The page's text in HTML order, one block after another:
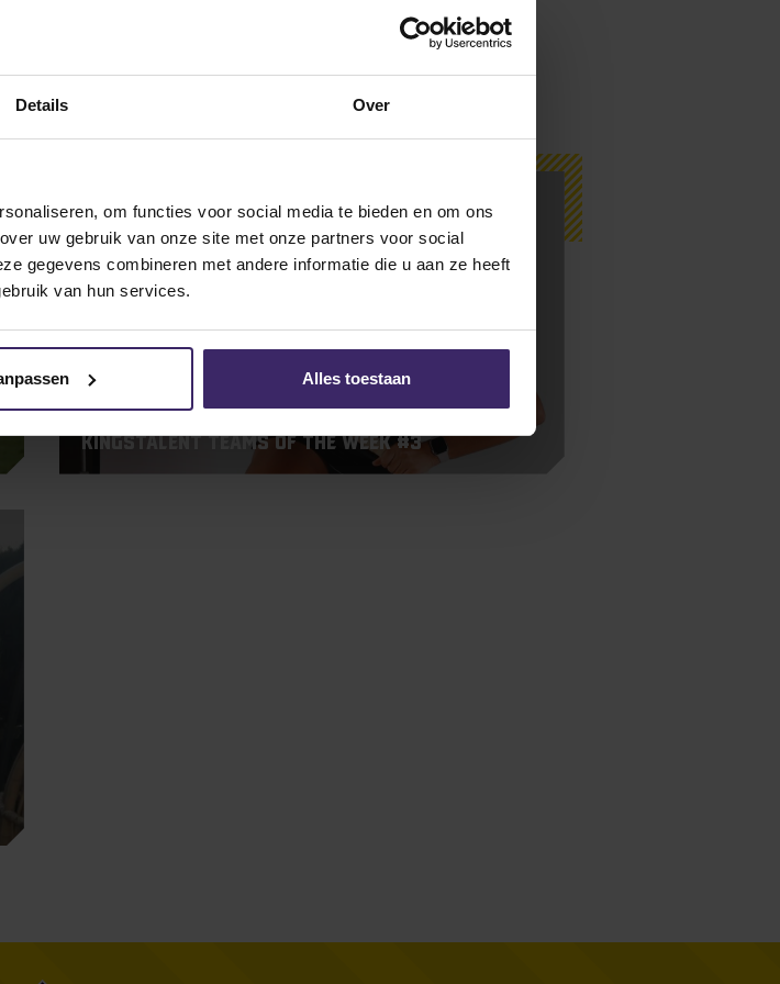
Details Over
om functies voor social media te bieden en om ons
uw gebruik van onze site met onze partners voor social
gegevens combineren met andere informatie die u aan ze heeft
van hun services.
Alles toestaan
Sep
KingsTalent Teams of the Week #3